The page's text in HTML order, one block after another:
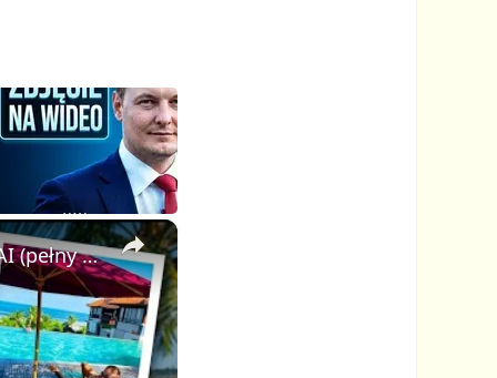
×
Jak stworzyłem wirusowe wideo Plan A Plan B w pętli z pomocą AI (pełny poradnik FlexClip)